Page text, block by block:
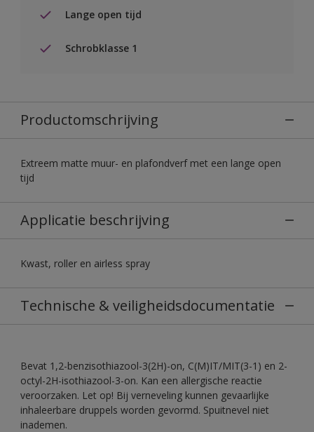
Lange open tijd
Schrobklasse 1
Productomschrijving
Extreem matte muur- en plafondverf met een lange open
tijd
Applicatie beschrijving
Kwast, roller en airless spray
Technische & veiligheidsdocumentatie
Bevat 1,2-benzisothiazool-3(2H)-on, C(M)IT/MIT(3-1) en 2-
octyl-2H-isothiazool-3-on. Kan een allergische reactie
veroorzaken. Let op! Bij verneveling kunnen gevaarlijke
inhaleerbare druppels worden gevormd. Spuitnevel niet
inademen.